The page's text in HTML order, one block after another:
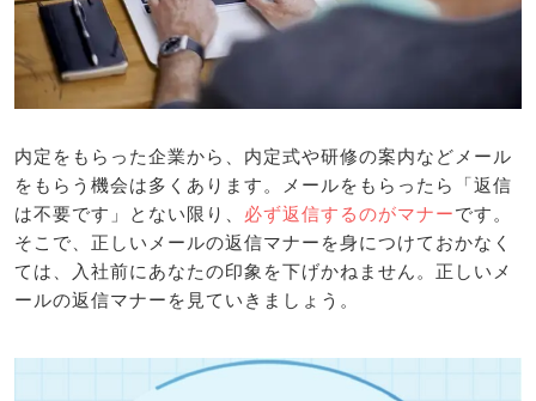
内定をもらった企業から、内定式や研修の案内などメール
をもらう機会は多くあります。メールをもらったら「返信
は不要です」とない限り、 必ず返信するのがマナーです。
そこで、正しいメールの返信マナーを身につけておかなく
ては、入社前にあなたの印象を下げかねません。正しいメ
ールの返信マナーを見ていきましょう。